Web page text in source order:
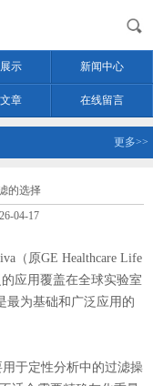
示 新闻中心
章 在线留言
更多>>
的选择
04-17
（原GE Healthcare Life
应用覆盖在全球实验室
最为基础和广泛应用的
于定性分析中的过滤操